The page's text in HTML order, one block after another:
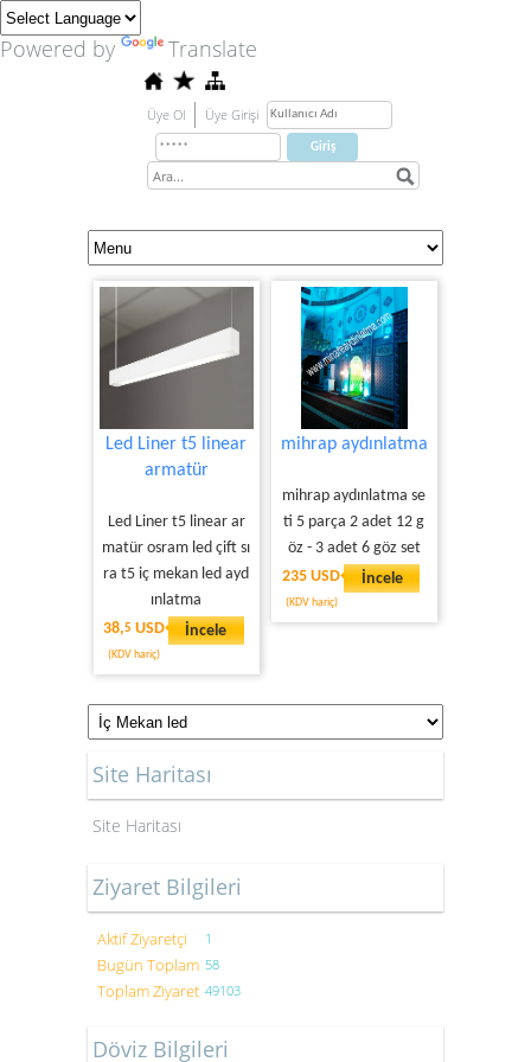
Powered by Translate
Üye Ol Üye Girişi
Led Liner t5 linear
armatür
Led Liner t5 linear ar
matür osram led çift sı
ra t5 iç mekan led ayd
ınlatma
38,5 USD
(KDV hariç)
İncele
mihrap aydınlatma
mihrap aydınlatma se
ti 5 parça 2 adet 12 g
öz - 3 adet 6 göz set
235 USD
(KDV hariç)
İncele
Site Haritası
Site Haritası
Ziyaret Bilgileri
Aktif Ziyaretçi 1
Bugün Toplam 58
Toplam Ziyaret 49103
Döviz Bilgileri